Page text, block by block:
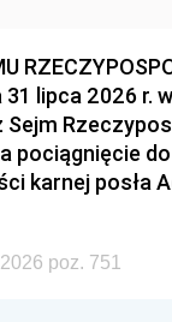
31 lipca 2026 r.
Sejm
pociągnięcie do
karnej posła
poz. 751